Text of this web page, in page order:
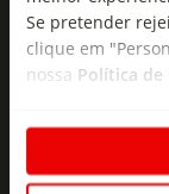
Se pretender
clique em
nossa Política de
As
seu e-mail!
ofertas e
Insira o seu e-